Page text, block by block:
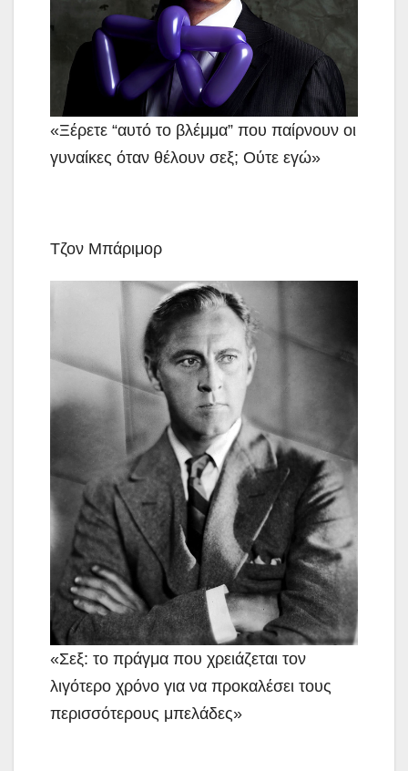
«Ξέρετε “αυτό το βλέμμα” που παίρνουν οι
γυναίκες όταν θέλουν σεξ; Ούτε εγώ»
Τζον Μπάριμορ
«Σεξ: το πράγμα που χρειάζεται τον
λιγότερο χρόνο για να προκαλέσει τους
περισσότερους μπελάδες»